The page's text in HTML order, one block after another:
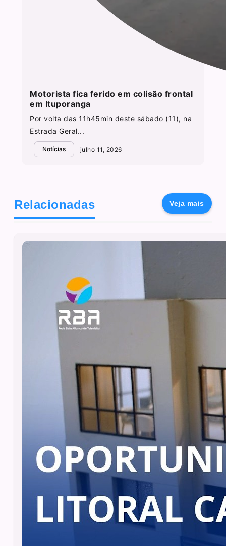
Motorista fica ferido em colisão frontal
em Ituporanga
Por volta das 11h45min deste sábado (11), na
Estrada Geral...
Notícias julho 11, 2026
Relacionadas Veja mais